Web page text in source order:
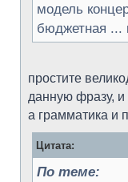
модель
бюджетная ...
простите
данную фразу, и
а грамматика и
Цитата:
По теме: